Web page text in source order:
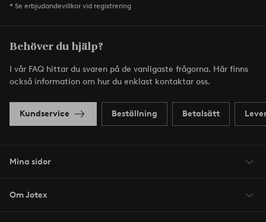
* Se erbjudandevillkor vid registrering
Behöver du hjälp?
I vår FAQ hittar du svaren på de vanligaste frågorna. Här finns
också information om hur du enklast kontaktar oss.
Kundservice Beställning Betalsätt
Mina sidor
Om Jotex